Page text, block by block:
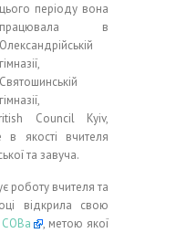
цього періоду вона
працювала в
Олександрійській
гімназії,
Святошинській
гімназії,
Council Kyiv,
в якості вчителя
та завуча.
роботу вчителя та
відкрила свою
СОВа
, метою якої